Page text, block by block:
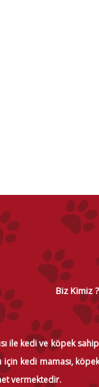
Biz Kimiz ?
ile kedi ve köpek
kedi maması,
vermektedir.